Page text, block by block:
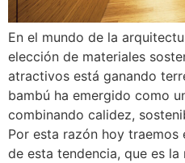
En el mundo de la
elección de materiales
atractivos está ganando
bambú ha emergido como
combinando calidez,
Por esta razón hoy
de esta tendencia, que es